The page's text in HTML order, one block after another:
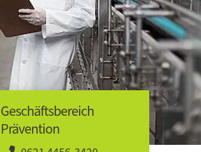
Geschäftsbereich
Prävention